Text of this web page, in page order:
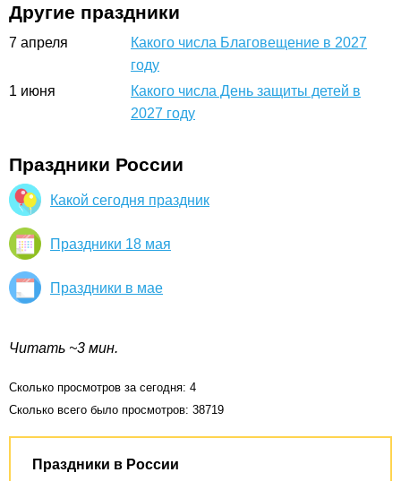
Другие праздники
7 апреля
Какого числа Благовещение в 2027
году
1 июня
Какого числа День защиты детей в
2027 году
Праздники России
Какой сегодня праздник
Праздники 18 мая
Праздники в мае
Читать ~3 мин.
Сколько просмотров за сегодня: 4
Сколько всего было просмотров: 38719
Праздники в России